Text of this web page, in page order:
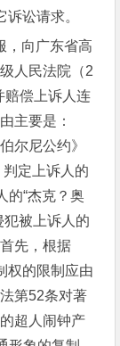
讼请求。
向广东省高
人民法院（2
赔偿上诉人连
主要是：
尔尼公约》
定上诉人的
的“杰克？奥
犯被上诉人的
先，根据
权的限制应由
第52条对著
超人闹钟产